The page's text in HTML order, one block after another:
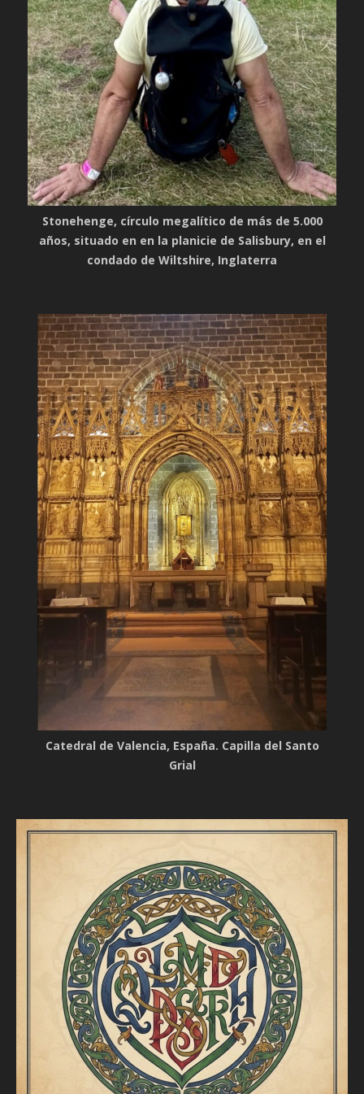
Stonehenge, círculo megalítico de más de 5.000
años, situado en en la planicie de Salisbury, en el
condado de Wiltshire, Inglaterra
Catedral de Valencia, España. Capilla del Santo
Grial